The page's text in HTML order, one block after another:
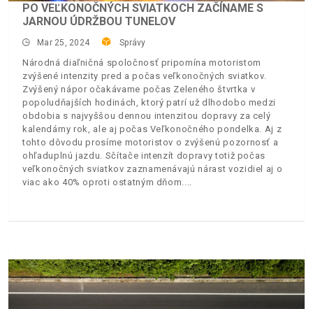
PO VEĽKONOČNÝCH SVIATKOCH ZAČÍNAME S
JARNOU ÚDRŽBOU TUNELOV
Mar 25, 2024 Správy
Národná diaľničná spoločnosť pripomína motoristom
zvýšené intenzity pred a počas veľkonočných sviatkov.
Zvýšený nápor očakávame počas Zeleného štvrtka v
popoludňajších hodinách, ktorý patrí už dlhodobo medzi
obdobia s najvyššou dennou intenzitou dopravy za celý
kalendárny rok, ale aj počas Veľkonočného pondelka. Aj z
tohto dôvodu prosíme motoristov o zvýšenú pozornosť a
ohľaduplnú jazdu. Sčítače intenzít dopravy totiž počas
veľkonočných sviatkov zaznamenávajú nárast vozidiel aj o
viac ako 40% oproti ostatným dňom.